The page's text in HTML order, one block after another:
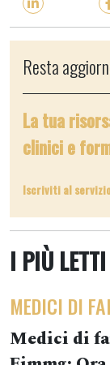
Resta
La tua
clinici e
Iscriviti al
I PIÙ
MEDICI DI
Medici di